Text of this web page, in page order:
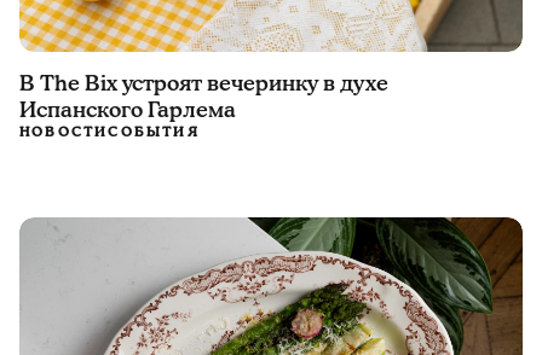
В The Bix устроят вечеринку в духе
Испанского Гарлема
НОВОСТИСОБЫТИЯ